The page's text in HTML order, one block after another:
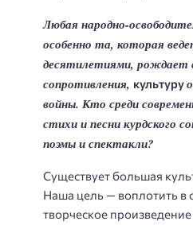
Любая народно-
особенно та, которая
десятилетиями, рождает
сопротивления, культуру
войны. Кто среди
стихи и песникурдского
поэмы и спектакли?
Существует большая
Наша цель — воплотить в
творческое